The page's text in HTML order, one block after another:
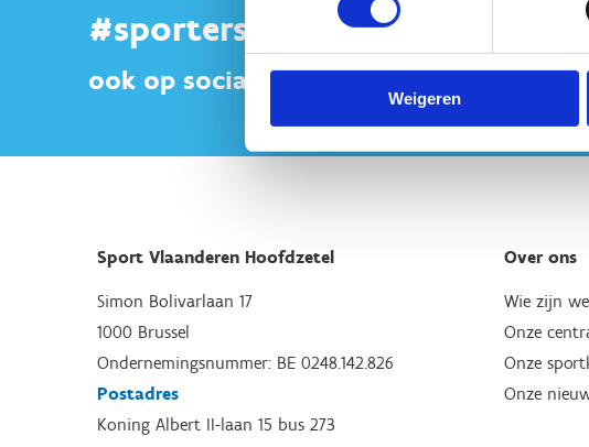
Weigeren
#sportersbelevenmeer
ook op sociale media
Sport Vlaanderen Hoofdzetel
Simon Bolivarlaan 17
1000 Brussel
Ondernemingsnummer: BE 0248.142.826
Postadres
Koning Albert II-laan 15 bus 273
Over ons
Wie zijn
Onze
Onze
Onze